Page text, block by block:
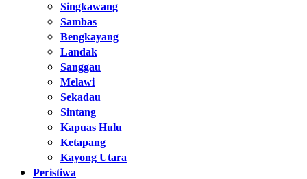
Singkawang
Sambas
Bengkayang
Landak
Sanggau
Melawi
Sekadau
Sintang
Kapuas Hulu
Ketapang
Kayong Utara
Peristiwa